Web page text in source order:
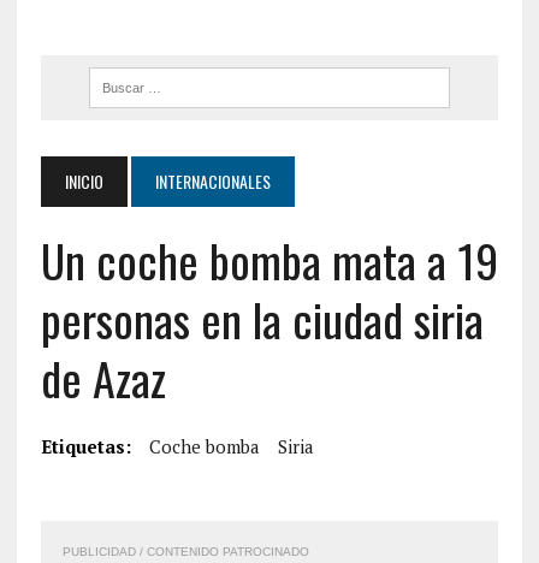
INICIO INTERNACIONALES
Un coche bomba mata a 19
personas en la ciudad siria
de Azaz
Etiquetas: Coche bomba Siria
PUBLICIDAD / CONTENIDO PATROCINADO